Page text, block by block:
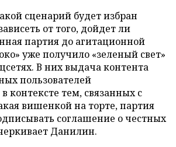
сценарий будет избран
от того, дойдет ли
партия до агитационной
уже получило «зеленый свет»
В них выдача контента
пользователей
контексте тем, связанных с
вишенкой на торте, партия
соглашение о честных
Данилин.